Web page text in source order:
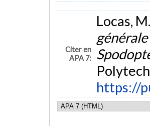
Citer en
APA 7:
Locas,
https://